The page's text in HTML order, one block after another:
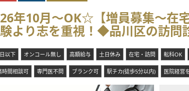
年10月～OK☆【増員募集～在
より志を重視！◆品川区の訪問
以下 オンコール無し 高額給与 土日休み 在宅・訪問 転科OK
時間相談可 専門医不問 ブランク可 駅チカ(徒歩5分以内) 医院経営